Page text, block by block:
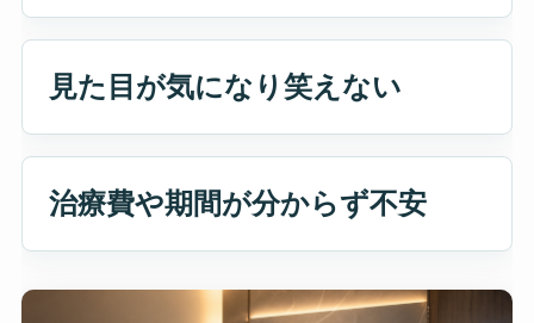
見た目が気になり笑えない
治療費や期間が分からず不安